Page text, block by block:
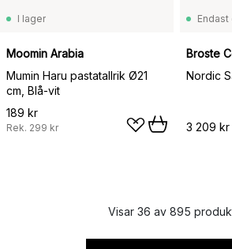
I lager
Moomin Arabia
Mumin Haru pastatallrik Ø21
cm, Blå-vit
189 kr
Rek. 299 kr
Broste
Nordic
3 209 kr
Visar 36 av 895